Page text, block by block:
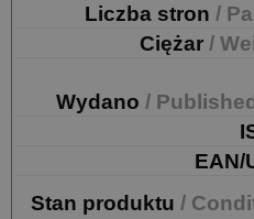
Liczba stron /
Ciężar /
Wydano /
EAN/
Stan produktu /